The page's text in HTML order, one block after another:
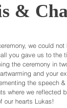
&
we could
you gave us to the
the ceremony in
and your
the speech
where we reflected
our hearts Lukas!